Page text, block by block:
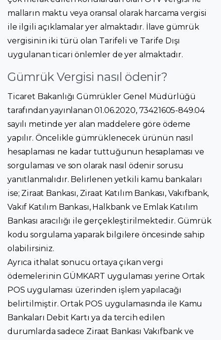
malların maktu veya oransal olarak harcama vergisi
ile ilgili açıklamalar yer almaktadır. İlave gümrük
vergisinin iki türü olan Tarifeli ve Tarife Dışı
uygulanan ticari önlemler de yer almaktadır.
Gümrük Vergisi nasıl ödenir?
Ticaret Bakanlığı Gümrükler Genel Müdürlüğü
tarafından yayınlanan 01.06.2020, 73421605-849.04
sayılı metinde yer alan maddelere göre ödeme
yapılır. Öncelikle gümrüklenecek ürünün nasıl
hesaplaması ne kadar tuttuğunun hesaplaması ve
sorgulaması ve son olarak nasıl ödenir sorusu
yanıtlanmalıdır. Belirlenen yetkili kamu bankaları
ise; Ziraat Bankası, Ziraat Katılım Bankası, Vakıfbank,
Vakıf Katılım Bankası, Halkbank ve Emlak Katılım
Bankası aracılığı ile gerçekleştirilmektedir. Gümrük
kodu sorgulama yaparak bilgilere öncesinde sahip
olabilirsiniz.
Ayrıca ithalat sonucu ortaya çıkan vergi
ödemelerinin GÜMKART uygulaması yerine Ortak
POS uygulaması üzerinden işlem yapılacağı
belirtilmiştir. Ortak POS uygulamasında ile Kamu
Bankaları Debit Kartı ya da tercih edilen
durumlarda sadece Ziraat Bankası Vakıfbank ve